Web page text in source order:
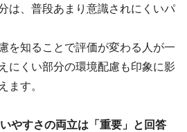
は、普段あまり意識されにくいパ
を知ることで評価が変わる人が一
にくい部分の環境配慮も印象に影
ます。
やすさの両立は「重要」と回答